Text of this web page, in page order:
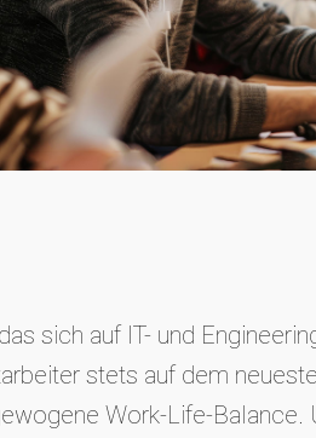
sich auf IT- und
stets auf dem
Work-Life-Balance.